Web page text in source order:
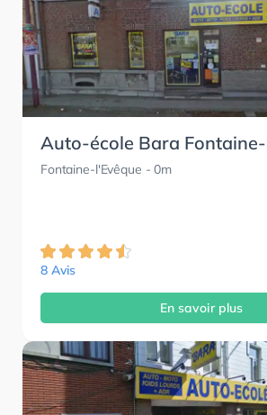
Auto-école Bara
Fontaine-l'Evêque - 0m
8 Avis
En savoir plus